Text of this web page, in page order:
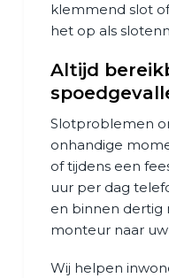
klemmend slot
het op als
Altijd
Slotproblemen
onhandige
of tijdens een
uur per dag
en binnen dertig
monteur naar uw
Wij helpen